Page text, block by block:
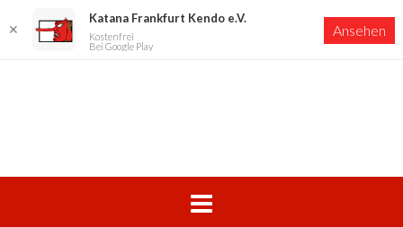
✕
Katana Frankfurt Kendo e.V.
Kostenfrei
Bei Google Play
Ansehen